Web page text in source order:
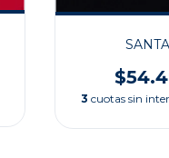
3 cuotas sin